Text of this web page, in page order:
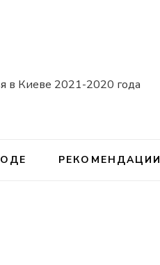
в Киеве 2021-2020 года
РЕКОМЕНДАЦИИ